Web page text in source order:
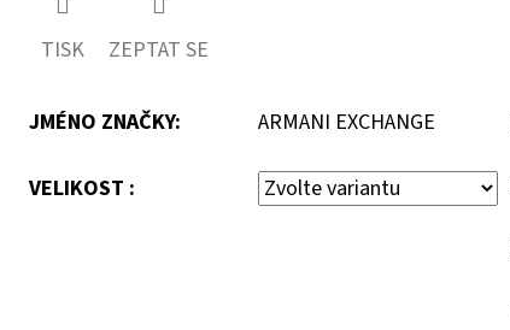
TISK ZEPTAT SE
JMÉNO ZNAČKY: ARMANI EXCHANGE
VELIKOST :